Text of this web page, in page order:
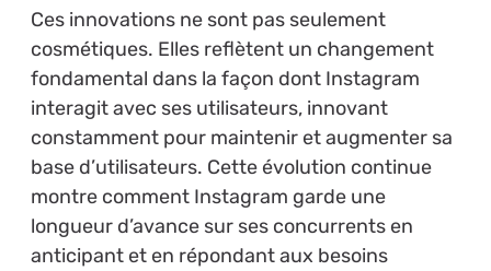
Ces innovations ne sont pas seulement
cosmétiques. Elles reflètent un changement
fondamental dans la façon dont Instagram
interagit avec ses utilisateurs, innovant
constamment pour maintenir et augmenter sa
base d’utilisateurs. Cette évolution continue
montre comment Instagram garde une
longueur d’avance sur ses concurrents en
anticipant et en répondant aux besoins